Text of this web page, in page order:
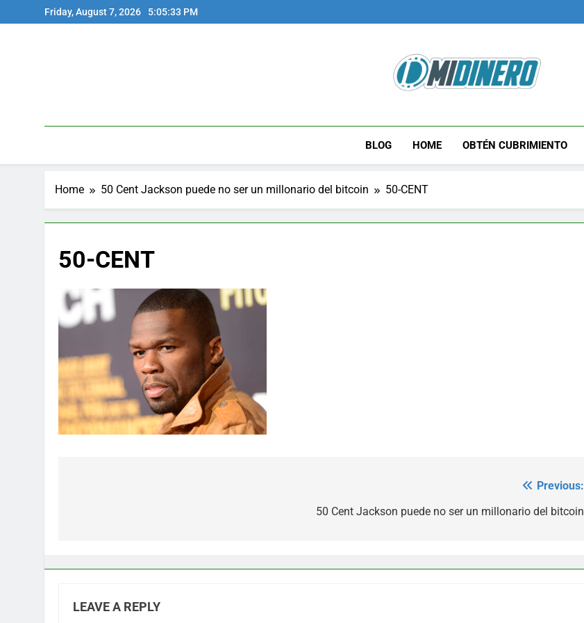
to
Friday, August 7, 2026 5:05:33 PM
Midinero.co
BLOG HOME OBTÉN CUBRIMIENTO
Home 50 Cent Jackson puede no ser un millonario del bitcoin 50-CENT
50-CENT
Previous:
50 Cent Jackson puede no ser un millonario del bitcoin
LEAVE A REPLY